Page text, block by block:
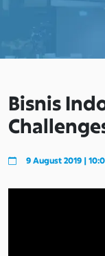
Bisnis
9 August 2019 |